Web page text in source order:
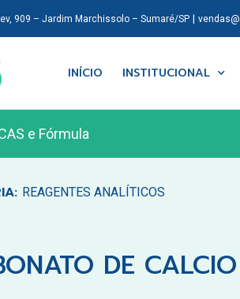
909 – Jardim Marchissolo – Sumaré/SP|
INÍCIO INSTITUCIONAL
REAGENTES ANALÍTICOS
DE